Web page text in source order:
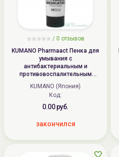
/ 0 отзывов
KUMANO Pharmaact Пенка для
умывания с
антибактериальным и
противовоспалительным
действием, для мужчин | 130г |
Pharmaact for men Dual Action
Acne Control Medicated Facial
Foam
KUMANO (Япония)
Код:
0.00 руб.
закончился